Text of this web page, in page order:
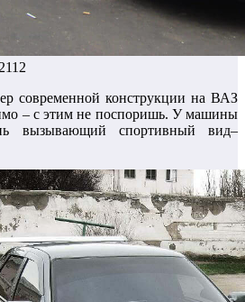
современной конструкции на ВАЗ
– с этим не поспоришь. У машины
вызывающий спортивный вид–